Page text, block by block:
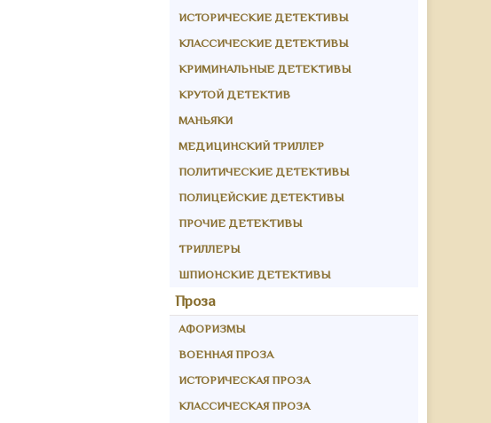
ИСТОРИЧЕСКИЕ ДЕТЕКТИВЫ
КЛАССИЧЕСКИЕ ДЕТЕКТИВЫ
КРИМИНАЛЬНЫЕ ДЕТЕКТИВЫ
КРУТОЙ ДЕТЕКТИВ
МАНЬЯКИ
МЕДИЦИНСКИЙ ТРИЛЛЕР
ПОЛИТИЧЕСКИЕ ДЕТЕКТИВЫ
ПОЛИЦЕЙСКИЕ ДЕТЕКТИВЫ
ПРОЧИЕ ДЕТЕКТИВЫ
ТРИЛЛЕРЫ
ШПИОНСКИЕ ДЕТЕКТИВЫ
Проза
АФОРИЗМЫ
ВОЕННАЯ ПРОЗА
ИСТОРИЧЕСКАЯ ПРОЗА
КЛАССИЧЕСКАЯ ПРОЗА